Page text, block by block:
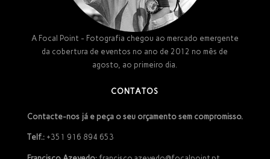
A Focal Point - Fotografia chegou ao mercado emergente
da cobertura de eventos no ano de 2012 no mês de
agosto, ao primeiro dia.
CONTATOS
Contacte-nos já e peça o seu orçamento sem compromisso.
Telf.:+351 916 894 653